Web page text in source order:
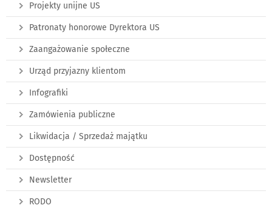
Projekty unijne US
Patronaty honorowe Dyrektora US
Zaangażowanie społeczne
Urząd przyjazny klientom
Infografiki
Zamówienia publiczne
Likwidacja / Sprzedaż majątku
Dostępność
Newsletter
RODO